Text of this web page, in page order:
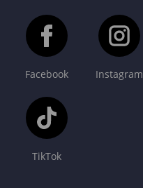
Facebook Instagram
TikTok